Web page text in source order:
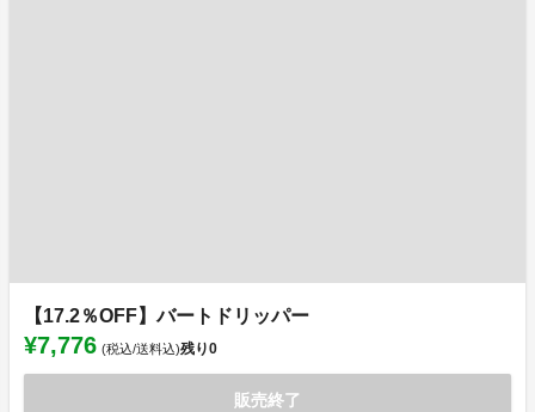
【17.2％OFF】バートドリッパー
¥7,776 (税込/送料込)残り0
販売終了